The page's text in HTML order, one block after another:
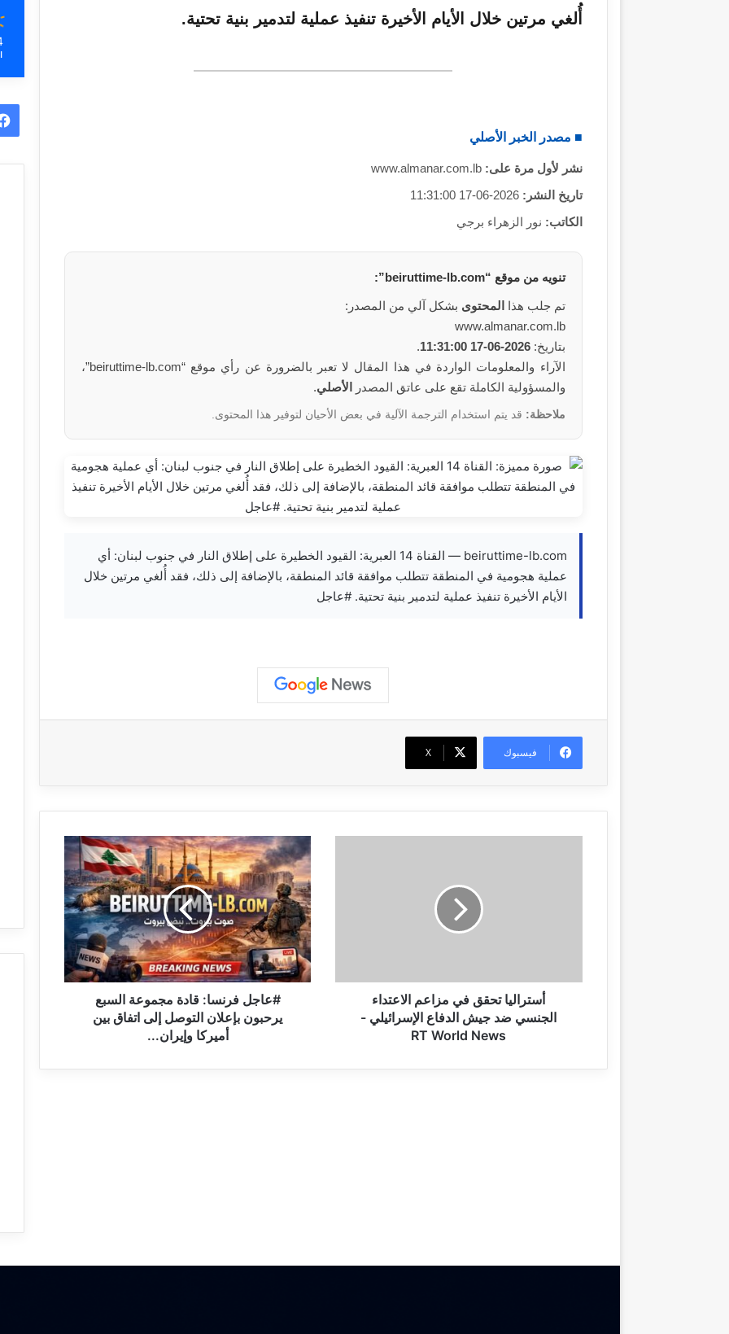
أُلغي مرتين خلال الأيام الأخيرة تنفيذ عملية لتدمير بنية تحتية.
■ مصدر الخبر الأصلي
نشر لأول مرة على: www.almanar.com.lb
تاريخ النشر: 2026-06-17 11:31:00
الكاتب: نور الزهراء برجي
تنويه منموقع “beiruttime-lb.com”:
تم جلب هذا المحتوى بشكل آلي من المصدر:
www.almanar.com.lb
بتاريخ:2026-06-17 11:31:00
.
الآراء والمعلومات الواردة في هذا المقال لا تعبر بالضرورة عن رأي موقع “beiruttime-lb.com”،
والمسؤولية الكاملة تقع على عاتق المصدر
الأصلي.
ملاحظة: قد يتم استخدام الترجمة الآلية في بعض الأحيان لتوفير هذا المحتوى.
beiruttime-lb.com — القناة 14 العبرية: القيود الخطيرة على إطلاق النار في جنوب لبنان: أي
عملية هجومية في المنطقة تتطلب موافقة قائد المنطقة، بالإضافة إلى ذلك، فقد أُلغي مرتين خلال
الأيام الأخيرة تنفيذ عملية لتدمير بنية تحتية. #عاجل
فيسبوك ‫X
ت
ي
أستراليا تحقق في مزاعم الاعتداء
الجنسي ضد جيش الدفاع الإسرائيلي -
RT World News
#
ع
ا
ج
ل
ف
ر
ن
س
د
#عاجل فرنسا: قادة مجموعة السبع
يرحبون بإعلان التوصل إلى اتفاق بين
أميركا وإيران...